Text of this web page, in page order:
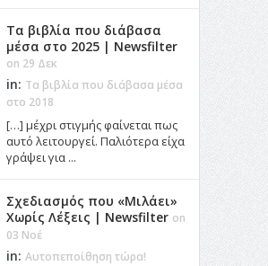
Τα βιβλία που διάβασα
μέσα στο 2025 | Newsfilter
on 29 Δεκ
in: Τα βιβλία που διάβασα μέσα
στο 2018
[…] μέχρι στιγμής φαίνεται πως
αυτό λειτουργεί. Παλιότερα είχα
γράψει για ...
Σχεδιασμός που «Μιλάει»
Χωρίς Λέξεις | Newsfilter on
03 Νοέ
in: Αυτοπεποίθηση τώρα!